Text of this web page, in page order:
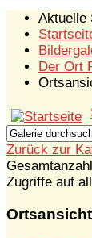
Aktuelle
Der Ort
Zurück zur
Zugriffe auf